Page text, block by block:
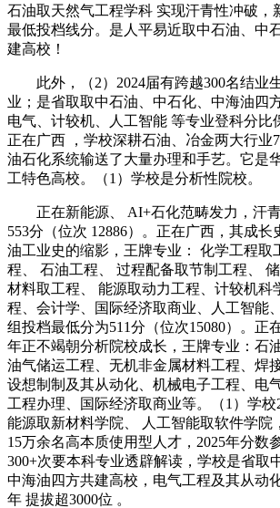
石油取天然气工程学科 实现汗青性冲破，
最低投档线分。是人平易近取中石油、中
建高校！
此外，（2）2024届有跨越300名结业
业；是省取取中石油、中石化、中海油四
电气、计较机、人工智能 等专业登科分比
正在广西 ，学校深耕石油、冶金两大行业
油石化系统输送了大量办理和手艺。它是
工特色高校。（1）学校是分析性院校。
正在新能源、 AI+石化范畴发力，汗青
553分（位次 12886）。正在广西，其成
油工业史的缩影，王牌专业： 化学工程取
程、 石油工程、 过程配备取节制工程、
材料取工程、 能源取动力工程、计较机科
程、会计学、国际经济取商业、人工智能
组投档最低分为511分（位次15080）。正
年正不竭朝分析院校成长，王牌专业：石
油气储运工程、无机非金属材料工程、焊
设想制制及其从动化、机械电子工程、电
工程办理、国际经济取商业等。（1）学校
能源取新材料学院、 人工智能取软件学院
15万余名高本质使用型人才，2025年分数
300+次要本科专业透辟解读，学校是省取
中海油四方共建高校，电气工程及其从动
年 提拔超3000位 。